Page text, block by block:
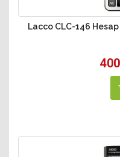
Lacco CLC-146
400